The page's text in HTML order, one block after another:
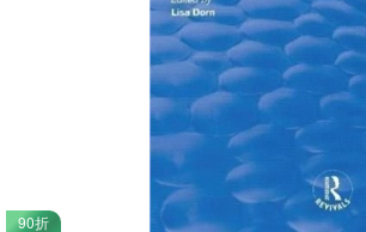
90折